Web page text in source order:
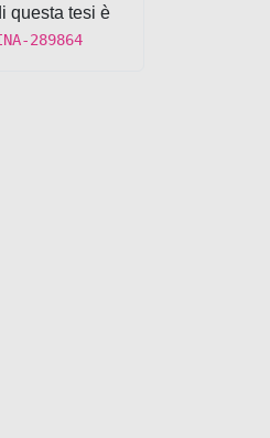
questa tesi è
289864